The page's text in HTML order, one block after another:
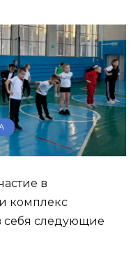
в
комплекс
себя следующие